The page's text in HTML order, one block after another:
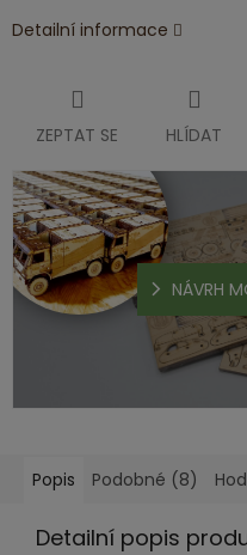
Detailní informace
ZEPTAT SE HLÍDAT
NÁVRH
Popis Podobné (8)
Detailní popis